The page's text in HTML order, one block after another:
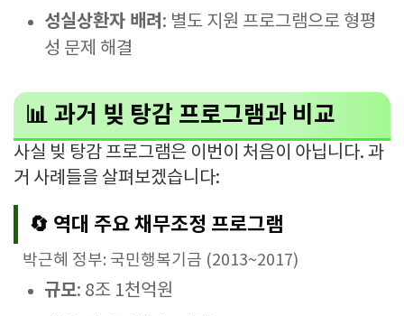
성실상환자 배려 : 별도 지원 프로그램으로 형평
성 문제 해결
📊 과거 빚 탕감 프로그램과 비교
사실 빚 탕감 프로그램은 이번이 처음이 아닙니다. 과
거 사례들을 살펴보겠습니다:
🔄 역대 주요 채무조정 프로그램
박근혜 정부: 국민행복기금 (2013~2017)
규모: 8조 1천억원